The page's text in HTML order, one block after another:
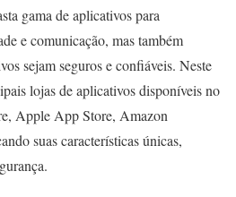
gama de aplicativos para
e comunicação, mas também
sejam seguros e confiáveis. Neste
lojas de aplicativos disponíveis no
Apple App Store, Amazon
suas características únicas,